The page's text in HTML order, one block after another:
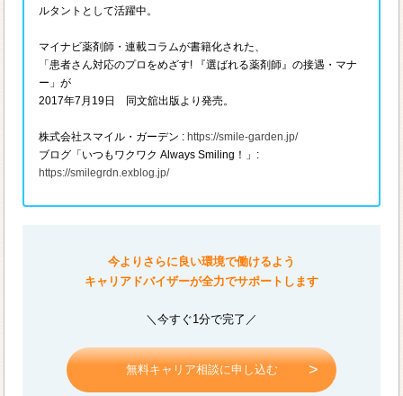
ルタントとして活躍中。
マイナビ薬剤師・連載コラムが書籍化された、
「患者さん対応のプロをめざす! 『選ばれる薬剤師』の接遇・マナ
ー」が
2017年7月19日 同文舘出版より発売。
株式会社スマイル・ガーデン :https://smile-garden.jp/
ブログ「いつもワクワク Always Smiling！」:
https://smilegrdn.exblog.jp/
今よりさらに良い環境で働けるよう
キャリアドバイザーが全力でサポートします
＼今すぐ1分で完了／
無料キャリア相談に申し込む